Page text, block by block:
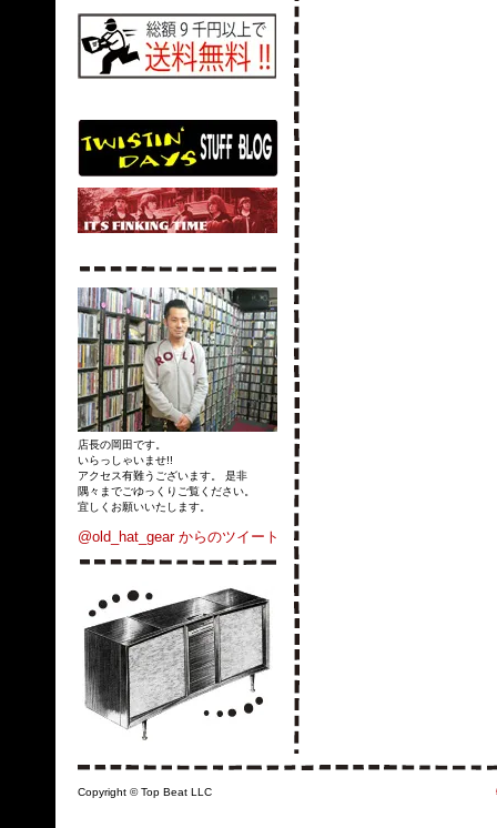
店長の岡田です。
いらっしゃいませ!!
アクセス有難うございます。 是非
隅々までごゆっくりご覧ください。
宜しくお願いいたします。
@old_hat_gear からのツイート
Copyright © Top Beat LLC